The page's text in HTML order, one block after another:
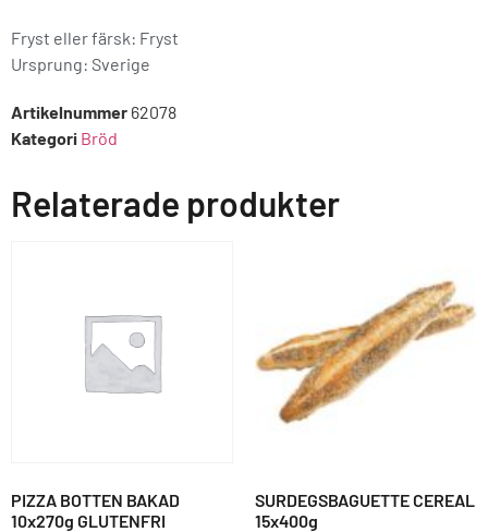
Fryst eller färsk: Fryst
Ursprung: Sverige
Artikelnummer 62078
Kategori Bröd
Relaterade produkter
PIZZA BOTTEN BAKAD
10x270g GLUTENFRI
SURDEGSBAGUETTE CEREAL
15x400g